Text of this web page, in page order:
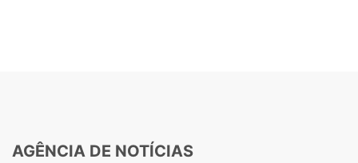
AGÊNCIA DE NOTÍCIAS